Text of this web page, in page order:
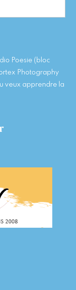
Poesie (bloc
Photography
veux apprendre la